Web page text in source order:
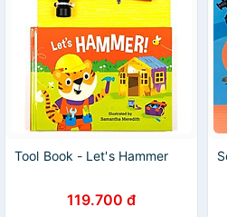
Tool Book - Let's Hammer
119.700 đ